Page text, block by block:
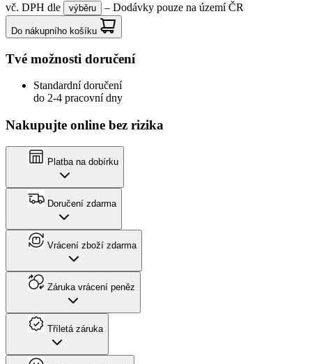
vč. DPH dle výběru – Dodávky pouze na území ČR
Do nákupního košíku
Tvé možnosti doručení
Standardní doručení
do 2-4 pracovní dny
Nakupujte online bez rizika
Platba na dobírku
Doručení zdarma
Vrácení zboží zdarma
Záruka vrácení peněz
Tříletá záruka